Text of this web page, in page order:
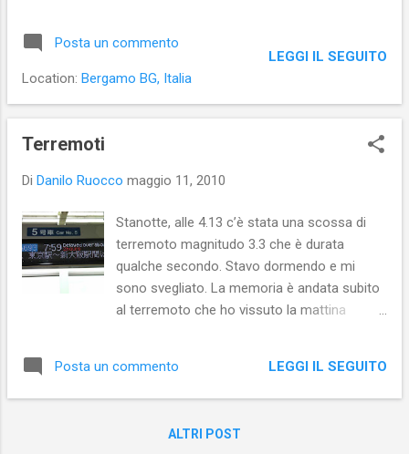
nulla importanza come la verginità sessuale?
Posta un commento
Location: Bergamo BG, Italia
LEGGI IL SEGUITO
Terremoti
Di Danilo Ruocco maggio 11, 2010
Stanotte, alle 4.13 c’è stata una scossa di
terremoto magnitudo 3.3 che è durata
qualche secondo. Stavo dormendo e mi
sono svegliato. La memoria è andata subito
al terremoto che ho vissuto la mattina
mattino e che fu una scossa assai lunga. La
consapevolezza del fatto che le costruzioni
tranquillizzò. Ricordo che una delle poche
Posta un commento LEGGI IL SEGUITO
ALTRI POST